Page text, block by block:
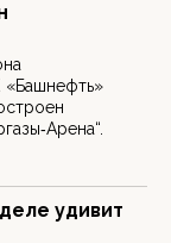
«Башнефть»
удивит